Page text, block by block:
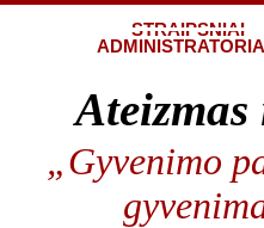
STRAIPSNIAI
ADMINISTRATORIAI
„Gyvenimo